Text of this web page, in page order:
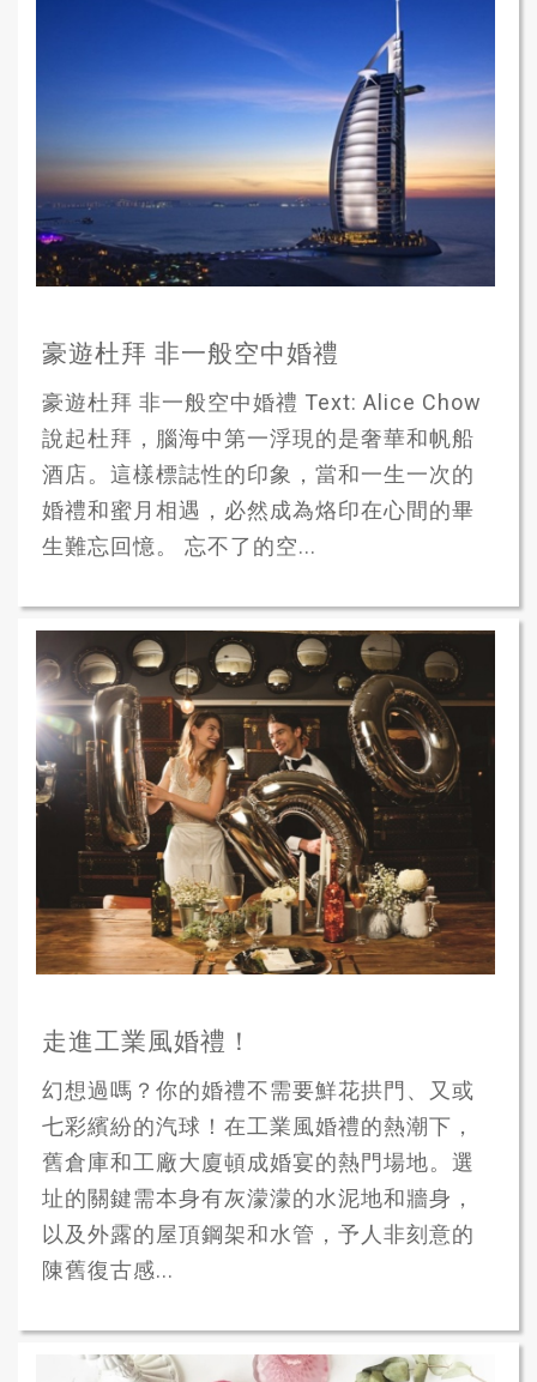
豪遊杜拜 非一般空中婚禮
豪遊杜拜 非一般空中婚禮 Text: Alice Chow
說起杜拜，腦海中第一浮現的是奢華和帆船
酒店。這樣標誌性的印象，當和一生一次的
婚禮和蜜月相遇，必然成為烙印在心間的畢
生難忘回憶。 忘不了的空...
走進工業風婚禮！
幻想過嗎？你的婚禮不需要鮮花拱門、又或
七彩繽紛的汽球！在工業風婚禮的熱潮下，
舊倉庫和工廠大廈頓成婚宴的熱門場地。選
址的關鍵需本身有灰濛濛的水泥地和牆身，
以及外露的屋頂鋼架和水管，予人非刻意的
陳舊復古感...